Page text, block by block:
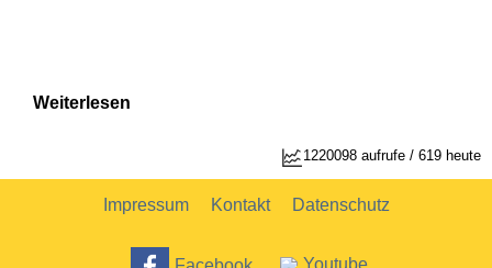
2
Weiterlesen
1220098 aufrufe / 619 heute
Impressum Kontakt Datenschutz